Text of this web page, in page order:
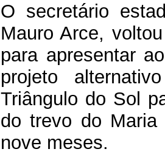
O secretário
Mauro Arce,
para apresentar
projeto
Triângulo do Sol
do trevo do
nove meses.